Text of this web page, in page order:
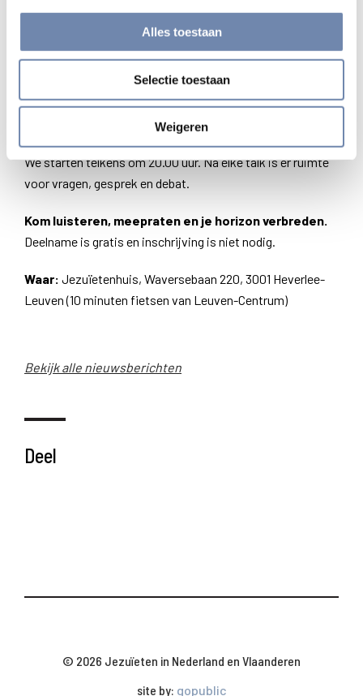
Alles toestaan
Selectie toestaan
Weigeren
in een turbulente wereld.
8 december: Khalid Benhaddou, imam uit Gent –
We starten telkens om 20.00 uur. Na elke talk is er ruimte
voor vragen, gesprek en debat.
Kom luisteren, meepraten en je horizon verbreden.
Deelname is gratis en inschrijving is niet nodig.
Waar: Jezuïetenhuis, Waversebaan 220, 3001 Heverlee-
Leuven (10 minuten fietsen van Leuven-Centrum)
Bekijk alle nieuwsberichten
Deel
© 2026 Jezuïeten in Nederland en Vlaanderen
site by: gopublic